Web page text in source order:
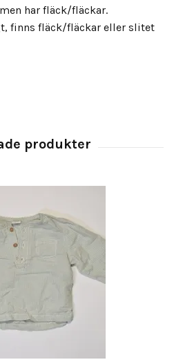
har fläck/fläckar.
finns fläck/fläckar eller slitet